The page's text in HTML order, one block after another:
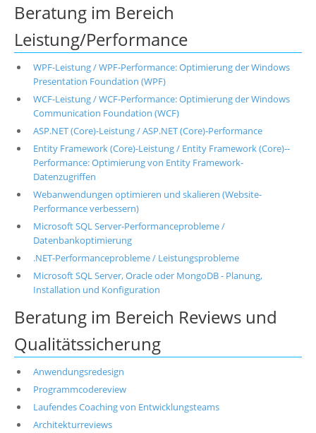
Beratung im Bereich
Leistung/Performance
WPF-Leistung / WPF-Performance: Optimierung der Windows
Presentation Foundation (WPF)
WCF-Leistung / WCF-Performance: Optimierung der Windows
Communication Foundation (WCF)
ASP.NET (Core)-Leistung / ASP.NET (Core)-Performance
Entity Framework (Core)-Leistung / Entity Framework (Core)--
Performance: Optimierung von Entity Framework-
Datenzugriffen
Webanwendungen optimieren und skalieren (Website-
Performance verbessern)
Microsoft SQL Server-Performanceprobleme /
Datenbankoptimierung
.NET-Performanceprobleme / Leistungsprobleme
Microsoft SQL Server, Oracle oder MongoDB - Planung,
Installation und Konfiguration
Beratung im Bereich Reviews und
Qualitätssicherung
Anwendungsredesign
Programmcodereview
Laufendes Coaching von Entwicklungsteams
Architekturreviews